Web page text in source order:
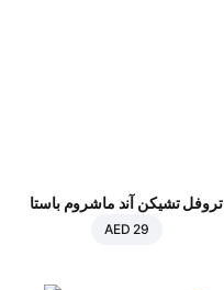
تروفل تشيكن آند ماشروم باستا
AED 29